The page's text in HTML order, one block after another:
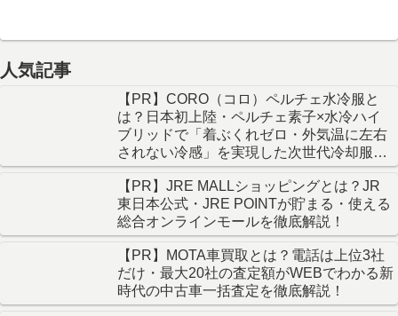
人気記事
【PR】CORO（コロ）ペルチェ水冷服と
は？日本初上陸・ペルチェ素子×水冷ハイ
ブリッドで「着ぶくれゼロ・外気温に左右
されない冷感」を実現した次世代冷却服を
徹底解説！
【PR】JRE MALLショッピングとは？JR
東日本公式・JRE POINTが貯まる・使える
総合オンラインモールを徹底解説！
【PR】MOTA車買取とは？電話は上位3社
だけ・最大20社の査定額がWEBでわかる新
時代の中古車一括査定を徹底解説！